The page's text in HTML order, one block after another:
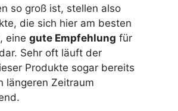
so groß ist, stellen also
die sich hier am besten
eine gute Empfehlung für
Sehr oft läuft der
Produkte sogar bereits
längeren Zeitraum